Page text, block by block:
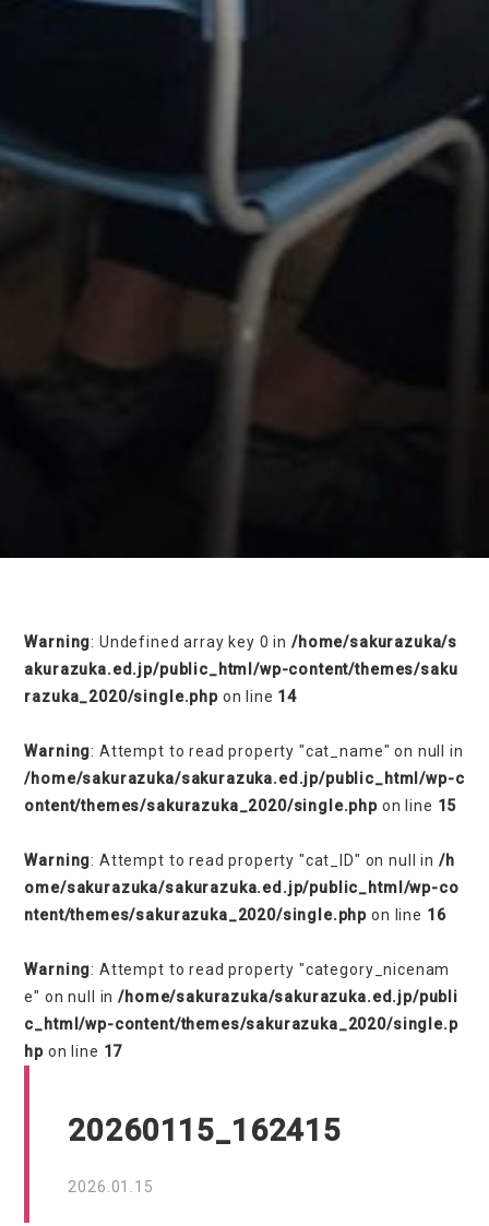
/home/sakurazuka/sakurazuka.ed.jp/public_html/wp-conten
Warning: Undefined array key 0 in /home/sakurazuka/s
akurazuka.ed.jp/public_html/wp-content/themes/saku
razuka_2020/single.phpon line 14
Warning: Attempt to read property "cat_name" on null in
/home/sakurazuka/sakurazuka.ed.jp/public_html/wp-c
ontent/themes/sakurazuka_2020/single.php on line 15
Warning: Attempt to read property "cat_ID" on null in /h
ome/sakurazuka/sakurazuka.ed.jp/public_html/wp-co
ntent/themes/sakurazuka_2020/single.php on line 16
Warning: Attempt to read property "category_nicenam
e" on null in/home/sakurazuka/sakurazuka.ed.jp/publi
c_html/wp-content/themes/sakurazuka_2020/single.p
hp on line 17
20260115_162415
2026.01.15